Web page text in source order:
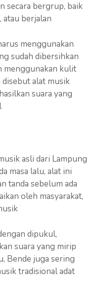
secara bergrup, baik
atau berjalan
menggunakan
sudah dibersihkan
menggunakan kulit
alat musik
suara yang
asli dari Lampung
masa lalu, alat ini
tanda sebelum ada
oleh masyarakat,
dipukul,
suara yang mirip
Bende juga sering
tradisional adat